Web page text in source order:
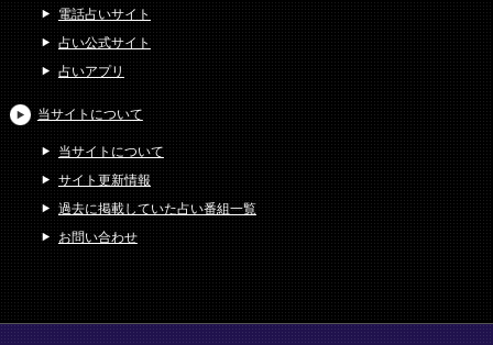
電話占いサイト
占い公式サイト
占いアプリ
当サイトについて
当サイトについて
サイト更新情報
過去に掲載していた占い番組一覧
お問い合わせ